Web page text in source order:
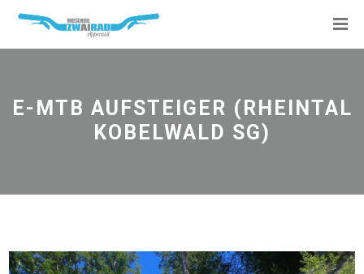
E-MTB AUFSTEIGER (RHEINTAL
KOBELWALD SG)